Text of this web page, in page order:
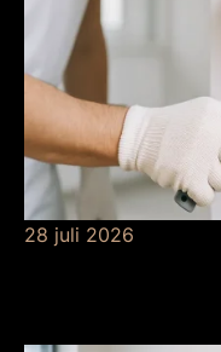
28 juli 2026